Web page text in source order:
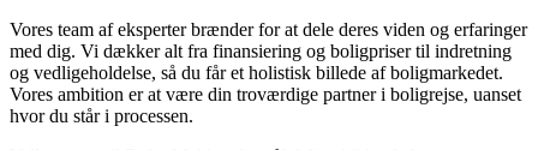
Vores team af eksperter brænder for at dele deres viden og erfaringer
med dig. Vi dækker alt fra finansiering og boligpriser til indretning
og vedligeholdelse, så du får et holistisk billede af boligmarkedet.
Vores ambition er at være din troværdige partner i boligrejse, uanset
hvor du står i processen.